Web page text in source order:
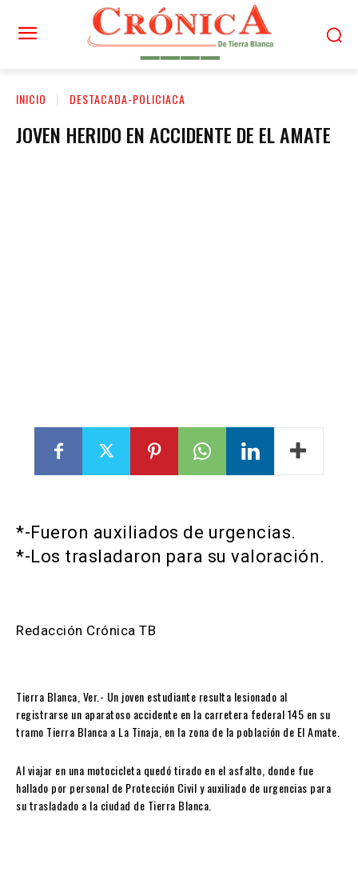
INICIO DESTACADA-POLICIACA
JOVEN HERIDO EN ACCIDENTE DE EL AMATE
*-Fueron auxiliados de urgencias.
*-Los trasladaron para su valoración.
Redacción Crónica TB
Tierra Blanca, Ver.- Un joven estudiante resulta lesionado al
registrarse un aparatoso accidente en la carretera federal 145 en su
tramo Tierra Blanca a La Tinaja, en la zona de la población de El Amate.
Al viajar en una motocicleta quedó tirado en el asfalto, donde fue
hallado por personal de Protección Civil y auxiliado de urgencias para
su trasladado a la ciudad de Tierra Blanca.